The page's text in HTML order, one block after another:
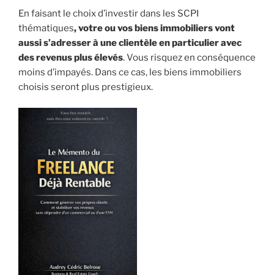
En faisant le choix d’investir dans les SCPI
thématiques, votre ou vos biens immobiliers vont
aussi s’adresser à une clientèle en particulier avec
des revenus plus élevés. Vous risquez en conséquence
moins d’impayés. Dans ce cas, les biens immobiliers
choisis seront plus prestigieux.